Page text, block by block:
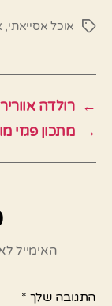
תגיותאוכל אסייאתי
← רולדה
→ מתכון פגזי
האימייל
התגובה שלך *